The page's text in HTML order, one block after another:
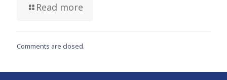
Read more
Comments are closed.